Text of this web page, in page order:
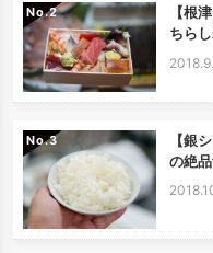
No.
【根
ちらし
No.
【銀
の絶